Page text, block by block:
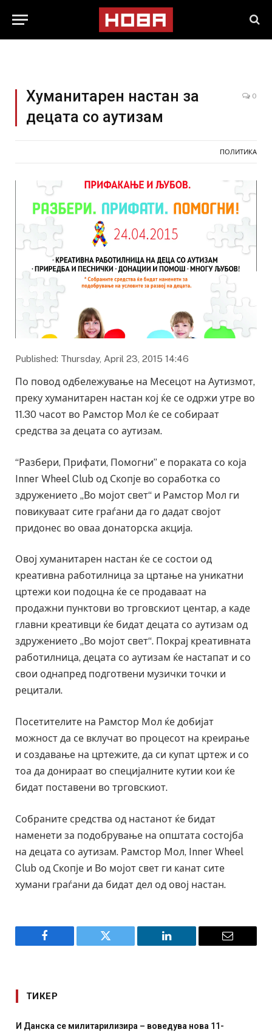
Хуманитaрен настан за
децата со аутизам
0
ПОЛИТИКА
Published: Thursday, April 23, 2015 14:46
По повод одбележување на Месецот на Аутизмот,
преку хуманитарен настан кој ќе се одржи утре во
11.30 часот во Рамстор Мол ќе се собираат
средства за децата со аутизам.
“Разбери, Прифати, Помогни” е пораката со која
Inner Wheel Club од Скопје во соработка со
здружението „Во мојот свет“ и Рамстор Мол ги
повикуваат сите граѓани да го дадат својот
придонес во оваа донаторска акција.
Овој хуманитарен настан ќе се состои од
креативна работилница за цртање на уникатни
цртежи кои подоцна ќе се продаваат на
продажни пунктови во трговскиот центар, а каде
главни креативци ќе бидат децата со аутизам од
здружението „Во мојот свет“. Покрај креативната
работилница, децата со аутизам ќе настапат и со
свои однапред подготвени музички точки и
рецитали.
Посетителите на Рамстор Мол ќе добијат
можност да се вклучат во процесот на креирање
и создавање на цртежите, да си купат цртеж и со
тоа да донираат во специјалните кутии кои ќе
бидат поставени во трговскиот.
Собраните средства од настанот ќе бидат
наменети за подобрување на општата состојба
на децата со аутизам. Рамстор Мол, Inner Wheel
Club од Скопје и Во мојот свет ги канат сите
хумани граѓани да бидат дел од овој настан.
Facebook Twitter LinkedIn Email
ТИКЕР
И Данска се милитарилизира – воведува нова 11-